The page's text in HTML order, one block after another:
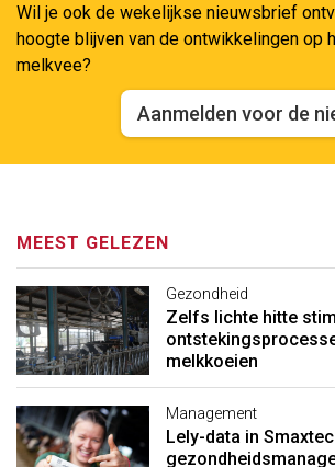
Wil je ook de wekelijkse nieuwsbrief
hoogte blijven van de ontwikkelingen op
melkvee?
Aanmelden voor de
MEEST GELEZEN
Gezondheid
Zelfs lichte hitte
melkkoeien
Management
Lely-data in